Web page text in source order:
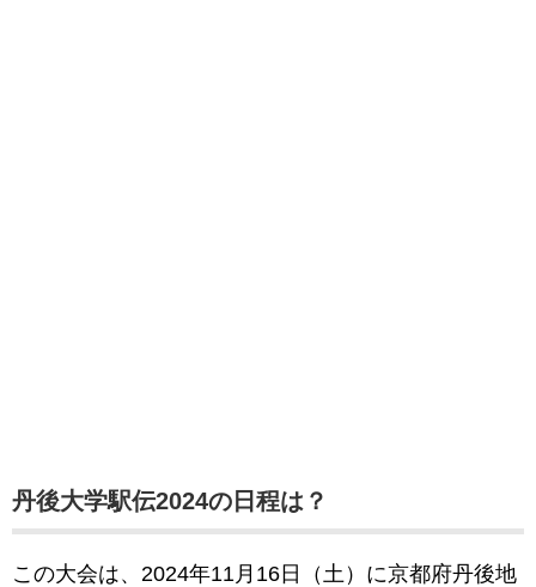
丹後大学駅伝2024の日程は？
この大会は、2024年11月16日（土）に京都府丹後地